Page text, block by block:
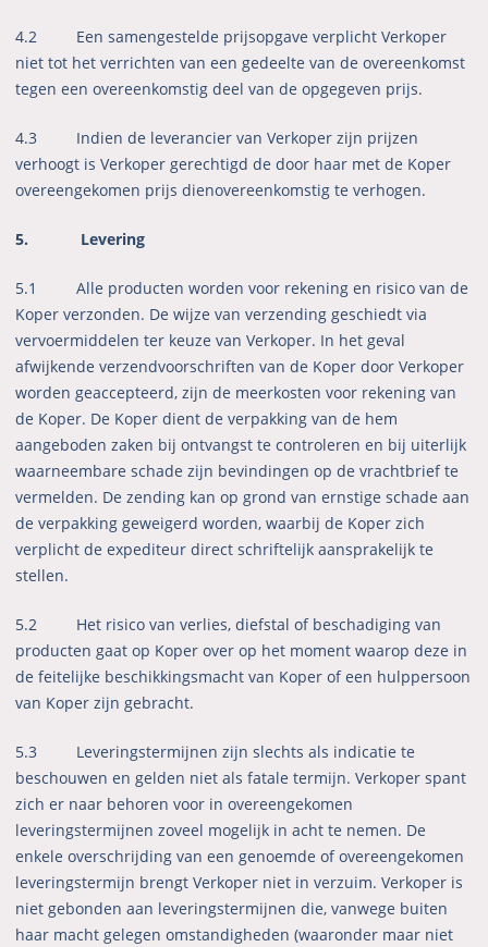
4.2 Een samengestelde prijsopgave verplicht Verkoper
niet tot het verrichten van een gedeelte van de overeenkomst
tegen een overeenkomstig deel van de opgegeven prijs.
4.3 Indien de leverancier van Verkoper zijn prijzen
verhoogt is Verkoper gerechtigd de door haar met de Koper
overeengekomen prijs dienovereenkomstig te verhogen.
5. Levering
5.1 Alle producten worden voor rekening en risico van de
Koper verzonden. De wijze van verzending geschiedt via
vervoermiddelen ter keuze van Verkoper. In het geval
afwijkende verzendvoorschriften van de Koper door Verkoper
worden geaccepteerd, zijn de meerkosten voor rekening van
de Koper. De Koper dient de verpakking van de hem
aangeboden zaken bij ontvangst te controleren en bij uiterlijk
waarneembare schade zijn bevindingen op de vrachtbrief te
vermelden. De zending kan op grond van ernstige schade aan
de verpakking geweigerd worden, waarbij de Koper zich
verplicht de expediteur direct schriftelijk aansprakelijk te
stellen.
5.2 Het risico van verlies, diefstal of beschadiging van
producten gaat op Koper over op het moment waarop deze in
de feitelijke beschikkingsmacht van Koper of een hulppersoon
van Koper zijn gebracht.
5.3 Leveringstermijnen zijn slechts als indicatie te
beschouwen en gelden niet als fatale termijn. Verkoper spant
zich er naar behoren voor in overeengekomen
leveringstermijnen zoveel mogelijk in acht te nemen. De
enkele overschrijding van een genoemde of overeengekomen
leveringstermijn brengt Verkoper niet in verzuim. Verkoper is
niet gebonden aan leveringstermijnen die, vanwege buiten
haar macht gelegen omstandigheden (waaronder maar niet